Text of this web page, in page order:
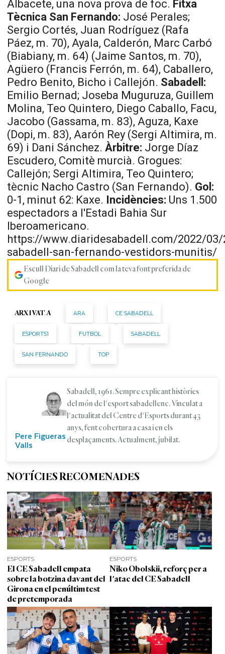
Albacete, una nova prova de foc. Fitxa
Tècnica San Fernando: José Perales;
Sergio Cortés, Juan Rodríguez (Rafa
Páez, m. 70), Ayala, Calderón, Marc Carbó
(Biabiany, m. 64) (Jaime Santos, m. 70),
Agüero (Francis Ferrón, m. 64), Caballero,
Pedro Benito, Bicho i Callejón. Sabadell:
Emilio Bernad; Joseba Muguruza, Guillem
Molina, Teo Quintero, Diego Caballo, Facu,
Jacobo (Gassama, m. 83), Aguza, Kaxe
(Dopi, m. 83), Aarón Rey (Sergi Altimira, m.
69) i Dani Sánchez.Àrbitre: Jorge Díaz
Escudero, Comitè murcià. Grogues:
Callejón; Sergi Altimira, Teo Quintero;
tècnic Nacho Castro (San Fernando). Gol:
0-1, minut 62: Kaxe. Incidències: Uns 1.500
espectadors a l'Estadi Bahia Sur
Iberoamericano.
https://www.diaridesabadell.com/2022/
sabadell-san-fernando-vestidors-munitis/
Escull Diari de Sabadell com la teva font preferida de
Google
ARXIVAT A ARA CE SABADELL
ESPORTS1 FUTBOL SABADELL
SAN FERNANDO TOP
Pere Figueras
Valls
Sabadell, 1961. Sempre explicant històries
del món de l'esport sabadellenc. Vinculat a
l'actualitat del Centre d'Esports durant 43
anys, fent cobertura a casa i en els
desplaçaments. Actualment, jubilat.
NOTÍCIES RECOMENADES
ESPORTS
El CE Sabadell empata
sobre la botzina davant del
Girona en el penúltim test
de pretemporada
ESPORTS
Niko Obolskii, reforç per a
l'atac del CE Sabadell